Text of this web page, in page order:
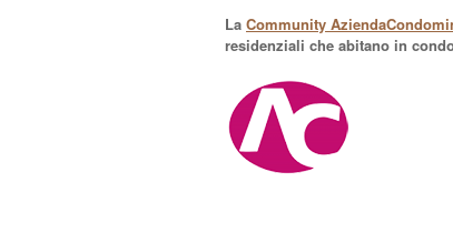
La Community
residenziali che abitano in